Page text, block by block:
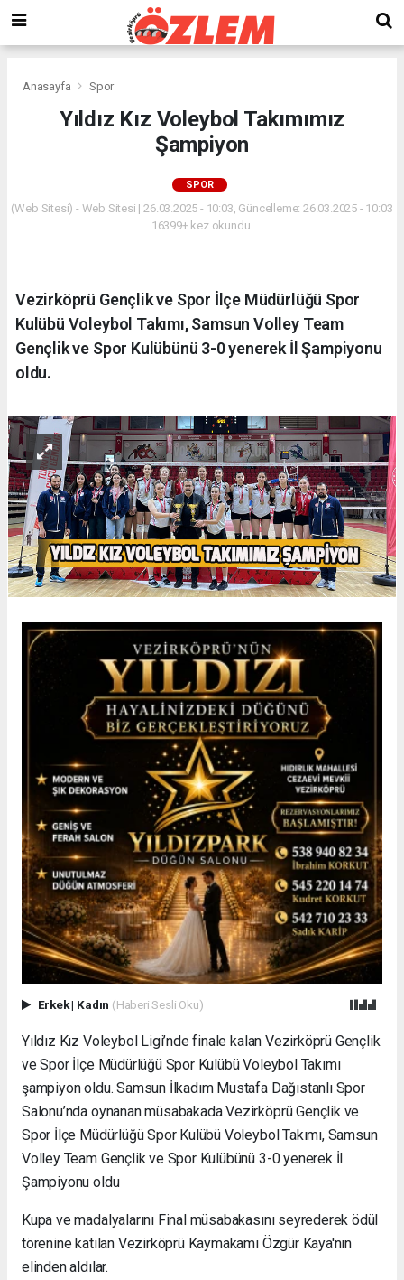
Anasayfa Spor
Yıldız Kız Voleybol Takımımız
Şampiyon
SPOR
(Web Sitesi) - Web Sitesi | 26.03.2025 - 10:03, Güncelleme: 26.03.2025 - 10:03
16399+ kez okundu.
Vezirköprü Gençlik ve Spor İlçe Müdürlüğü Spor
Kulübü Voleybol Takımı, Samsun Volley Team
Gençlik ve Spor Kulübünü 3-0 yenerek İl Şampiyonu
oldu.
Erkek| Kadın (Haberi Sesli Oku)
Yıldız Kız Voleybol Ligi’nde finale kalan Vezirköprü Gençlik
ve Spor İlçe Müdürlüğü Spor Kulübü Voleybol Takımı
şampiyon oldu. Samsun İlkadım Mustafa Dağıstanlı Spor
Salonu’nda oynanan müsabakada Vezirköprü Gençlik ve
Spor İlçe Müdürlüğü Spor Kulübü Voleybol Takımı, Samsun
Volley Team Gençlik ve Spor Kulübünü 3-0 yenerek İl
Şampiyonu oldu
Kupa ve madalyalarını Final müsabakasını seyrederek ödül
törenine katılan Vezirköprü Kaymakamı Özgür Kaya'nın
elinden aldılar.